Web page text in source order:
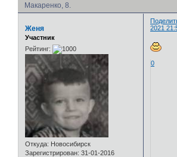
Макаренко, 8.
2021
Женя
Участник
Рейтинг:
Откуда: Новосибирск
Зарегистрирован: 31-01-2016
0